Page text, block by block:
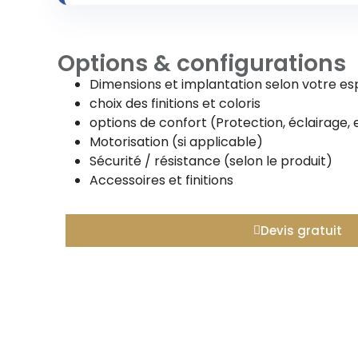
Options & configurations
Dimensions et implantation selon votre
choix des finitions et coloris
options de confort (Protection, éclairage,
Motorisation (si applicable)
Sécurité / résistance (selon le produit)
Accessoires et finitions
Devis gratuit